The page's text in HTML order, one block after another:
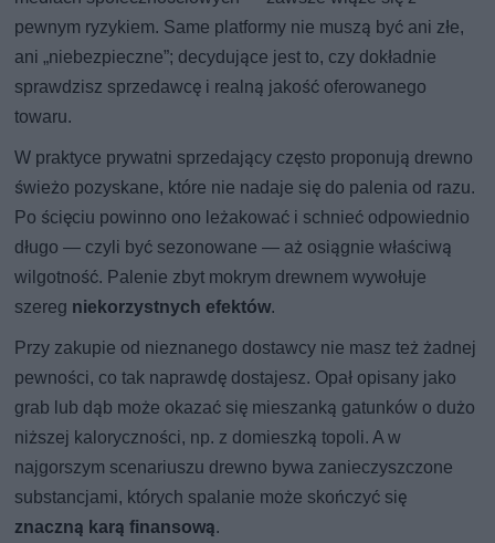
pewnym ryzykiem. Same platformy nie muszą być ani złe,
ani „niebezpieczne”; decydujące jest to, czy dokładnie
sprawdzisz sprzedawcę i realną jakość oferowanego
towaru.
W praktyce prywatni sprzedający często proponują drewno
świeżo pozyskane, które nie nadaje się do palenia od razu.
Po ścięciu powinno ono leżakować i schnieć odpowiednio
długo — czyli być sezonowane — aż osiągnie właściwą
wilgotność. Palenie zbyt mokrym drewnem wywołuje
szereg niekorzystnych efektów.
Przy zakupie od nieznanego dostawcy nie masz też żadnej
pewności, co tak naprawdę dostajesz. Opał opisany jako
grab lub dąb może okazać się mieszanką gatunków o dużo
niższej kaloryczności, np. z domieszką topoli. A w
najgorszym scenariuszu drewno bywa zanieczyszczone
substancjami, których spalanie może skończyć się
znaczną karą finansową.